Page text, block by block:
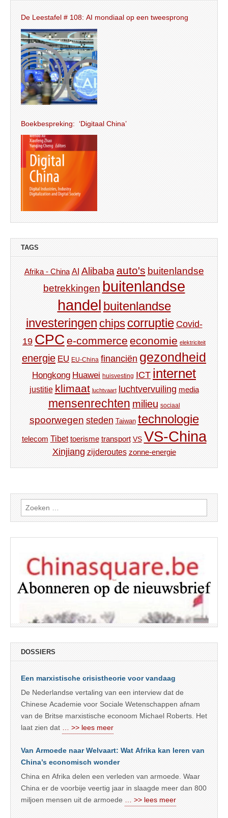
De Leestafel # 108: AI mondiaal op een tweesprong
Boekbespreking: ‘Digitaal China’
TAGS
Afrika - China AI Alibaba auto's buitenlandse
betrekkingen buitenlandse
handel buitenlandse
investeringen chips corruptie Covid-
19 CPC e-commerce economie elektriciteit
energie EU EU-China financiën gezondheid
Hongkong Huawei huisvesting ICT internet
justitie klimaat luchtvaart luchtvervuiling media
mensenrechten milieu sociaal
spoorwegen steden Taiwan technologie
telecom Tibet toerisme transport VS VS-China
Xinjiang zijderoutes zonne-energie
Zoeken
naar:
DOSSIERS
Een marxistische crisistheorie voor vandaag
De Nederlandse vertaling van een interview dat de
Chinese Academie voor Sociale Wetenschappen afnam
van de Britse marxistische econoom Michael Roberts. Het
laat zien dat
… >> lees meer
Van Armoede naar Welvaart: Wat Afrika kan leren van
China’s economisch wonder
China en Afrika delen een verleden van armoede. Waar
China er de voorbije veertig jaar in slaagde meer dan 800
miljoen mensen uit de armoede
… >> lees meer